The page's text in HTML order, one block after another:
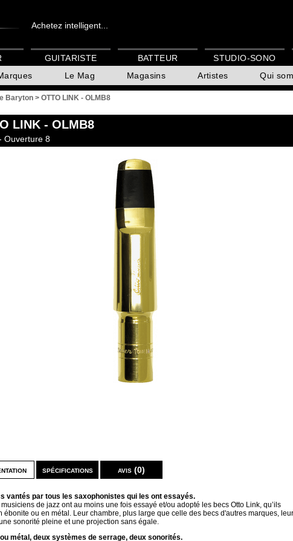
Achetez intelligent...
Le Mag Magasins Artistes Qui
GUITARISTE BATTEUR STUDIO-SONO
Baryton > OTTO LINK - OLMB8
LINK - OLMB8
Ouverture 8
vantés par tous les saxophonistes qui les ont essayés.
de jazz ont au moins une fois essayé et/ou adopté les becs Otto Link, qu’ils
ébonite ou en métal. Leur chambre, plus large que celle des becs d'autres marques, leur
sonorité pleine et une projection sans égale.
métal, deux systèmes de serrage, deux sonorités.
spécifications avis (0)